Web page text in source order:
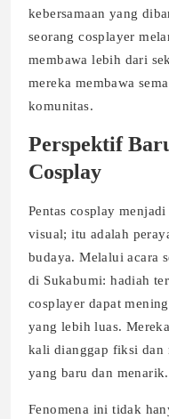
kebersamaan yang
seorang cosplayer
membawa lebih dari
mereka membawa
komunitas.
Perspektif
Cosplay
Pentas cosplay
visual; itu adalah
budaya. Melalui acara
di Sukabumi: hadiah
cosplayer dapat
yang lebih luas.
kali dianggap fiksi dan
yang baru dan menarik.
Fenomena ini tidak